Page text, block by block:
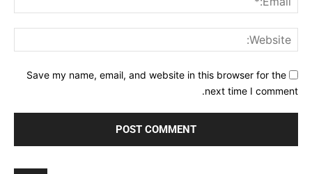
Save my name, email, and website in this browser for the
next time I comment.